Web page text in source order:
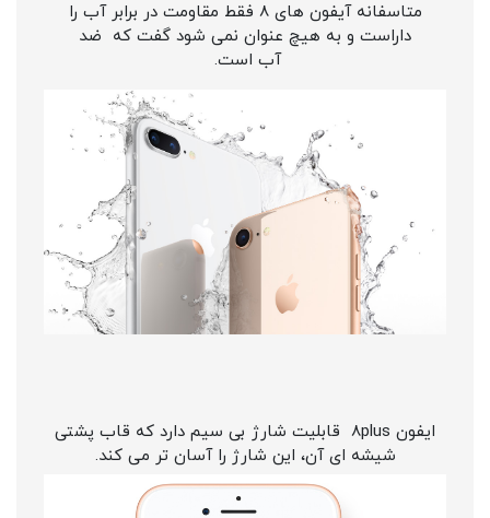
متاسفانه آیفون های 8 فقط مقاومت در برابر آب را
داراست و به هیچ عنوان نمی شود گفت که ضد
آب است.
ایفون 8plus قابلیت شارژ بی سیم دارد که قاب پشتی
شیشه ای آن، این شارژ را آسان تر می کند.